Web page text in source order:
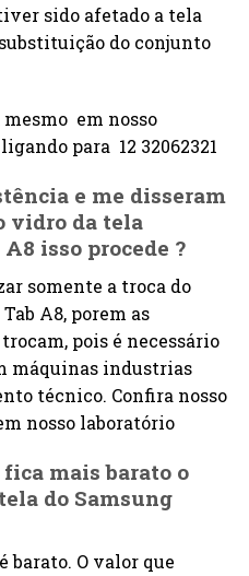
sido afetado a tela
do conjunto
em nosso
para 12 32062321
e me disseram
vidro da tela
A8 isso procede ?
somente a troca do
A8, porem as
pois é necessário
máquinas industrias
técnico. Confira nosso
nosso laboratório
mais barato o
do Samsung
barato. O valor que